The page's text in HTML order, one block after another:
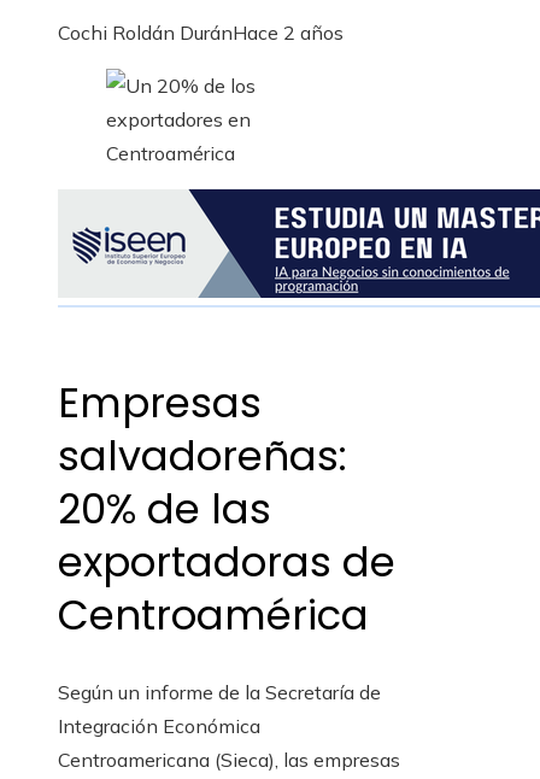
Cochi Roldán DuránHace 2 años
Empresas
salvadoreñas:
20% de las
exportadoras de
Centroamérica
Según un informe de la Secretaría de
Integración Económica
Centroamericana (Sieca), las empresas